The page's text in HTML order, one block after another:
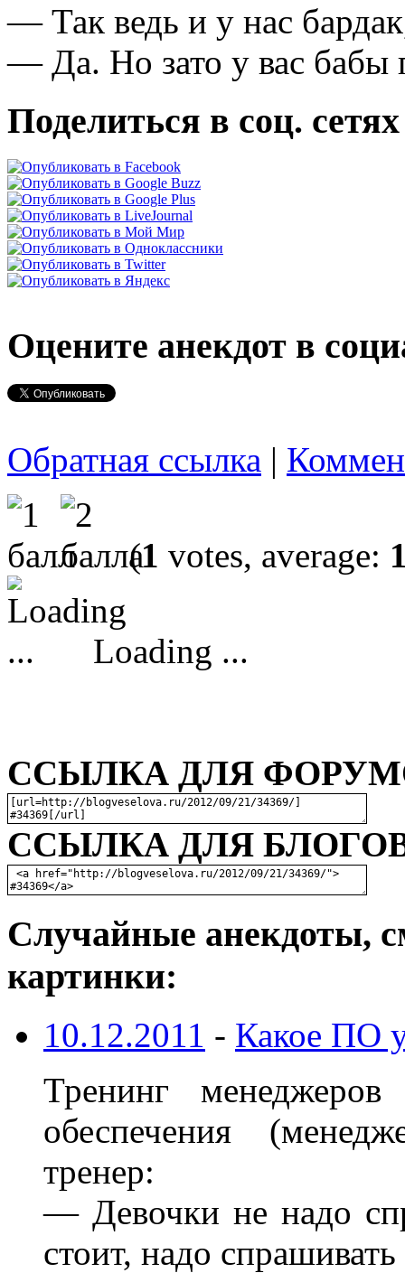
— Так ведь и у нас
— Да. Но зато у вас бабы
Поделиться в соц. сетях
Оцените анекдот в
Обратная ссылка |
(1 votes, average:
Loading ...
ССЫЛКА ДЛЯ
ССЫЛКА ДЛЯ БЛОГОВ
Случайные анекдоты,
картинки:
10.12.2011 - Какое ПО
Тренинг
обеспечения
тренер:
— Девочки не надо
стоит, надо